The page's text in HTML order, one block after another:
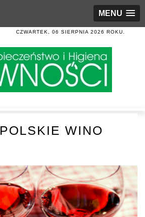
MENU
CZWARTEK, 06 SIERPNIA 2026 ROKU.
POLSKIE WINO